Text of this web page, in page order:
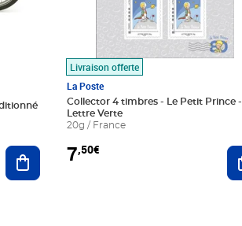
Ajouter au panier
Livraison offerte
La Poste
Collector 4 timbres - Le Petit Prince -
Lettre Verte
20g / France
7,50€